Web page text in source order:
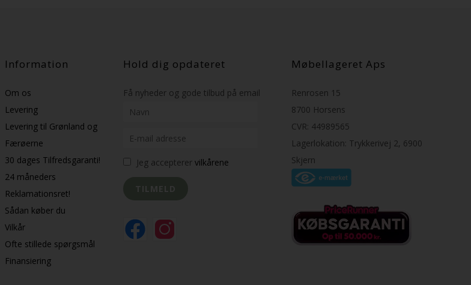
Information
Om os
Levering
Levering til Grønland og
Færøerne
30 dages Tilfredsgaranti!
24 måneders
Reklamationsret!
Sådan køber du
Vilkår
Ofte stillede spørgsmål
Finansiering
Hold dig opdateret
Få nyheder og gode tilbud på email
Jeg accepterer vilkårene
Møbellageret Aps
Renrosen 15
8700 Horsens
CVR: 44989565
Lagerlokation: Trykkerivej 2, 6900
Skjern